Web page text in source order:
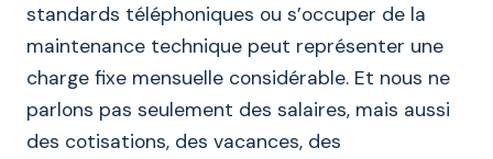
standards téléphoniques ou s’occuper de la
maintenance technique peut représenter une
charge fixe mensuelle considérable. Et nous ne
parlons pas seulement des salaires, mais aussi
des cotisations, des vacances, des